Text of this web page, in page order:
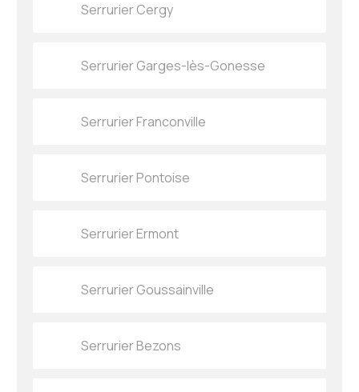
Serrurier Cergy
Serrurier Garges-lès-Gonesse
Serrurier Franconville
Serrurier Pontoise
Serrurier Ermont
Serrurier Goussainville
Serrurier Bezons